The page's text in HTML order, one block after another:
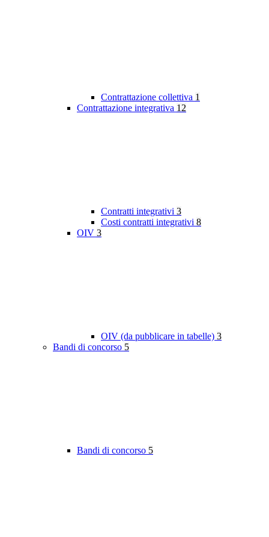
Contrattazione collettiva 1
Contrattazione integrativa 12
Contratti integrativi 3
Costi contratti integrativi 8
OIV 3
OIV (da pubblicare in tabelle) 3
Bandi di concorso 5
Bandi di concorso 5